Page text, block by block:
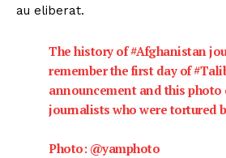
au eliberat.
The history of#Afghanistan
remember the first day of
announcement and this
journalists who were tortured
Photo: @yamphoto